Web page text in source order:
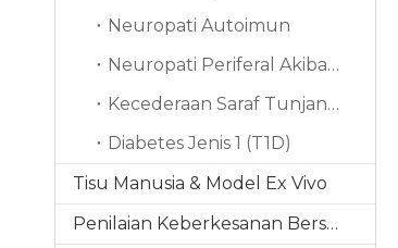
Neuropati Autoimun
Neuropati Periferal Akibat Kemoterapi (CIPN)
Kecederaan Saraf Tunjang (SCI)
Diabetes Jenis 1 (T1D)
Tisu Manusia & Model Ex Vivo
Penilaian Keberkesanan Bersepadu